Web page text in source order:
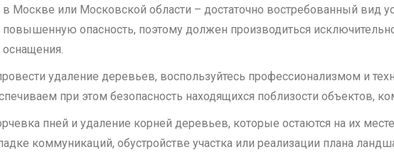
Москве или Московской области – достаточно востребованный вид
повышенную опасность, поэтому должен производиться
удаление деревьев, воспользуйтесь профессионализмом и
при этом безопасность находящихся поблизости объектов,
пней и удаление корней деревьев, которые остаются на их
коммуникаций, обустройстве участка или реализации плана